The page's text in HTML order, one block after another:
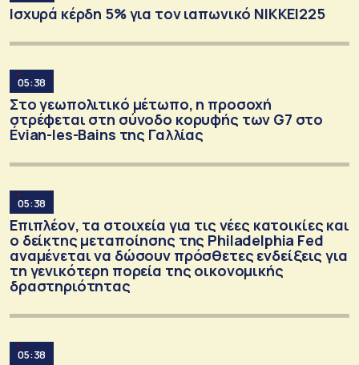
Ισχυρά κέρδη 5% για τον ιαπωνικό ΝΙΚΚΕΙ225
05:38
Στο γεωπολιτικό μέτωπο, η προσοχή
στρέφεται στη σύνοδο κορυφής των G7 στο
Évian-les-Bains της Γαλλίας
05:38
Επιπλέον, τα στοιχεία για τις νέες κατοικίες και
ο δείκτης μεταποίησης της Philadelphia Fed
αναμένεται να δώσουν πρόσθετες ενδείξεις για
τη γενικότερη πορεία της οικονομικής
δραστηριότητας
05:38